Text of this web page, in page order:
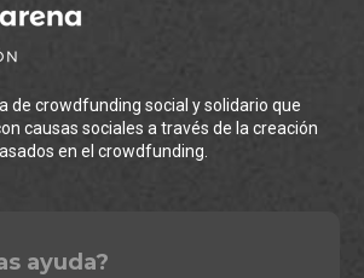
de crowdfunding social y solidario que
causas sociales a través de la creación
en el crowdfunding.
ayuda?